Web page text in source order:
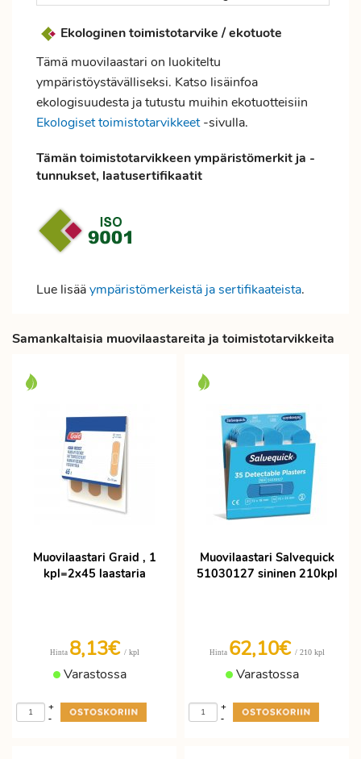
Ekologinen toimistotarvike / ekotuote
Tämä muovilaastari on luokiteltu
ympäristöystävälliseksi. Katso lisäinfoa
ekologisuudesta ja tutustu muihin ekotuotteisiin
Ekologiset toimistotarvikkeet-sivulla.
Tämän toimistotarvikkeen ympäristömerkit ja -
tunnukset, laatusertifikaatit
Lue lisääympäristömerkeistä ja sertifikaateista.
Samankaltaisia muovilaastareita ja toimistotarvikkeita
Muovilaastari Graid , 1
kpl=2x45 laastaria
Hinta 8,13€ / kpl
Varastossa
-
+
Muovilaastari Salvequick
51030127 sininen 210kpl
Hinta 62,10€ / 210 kpl
Varastossa
-
+